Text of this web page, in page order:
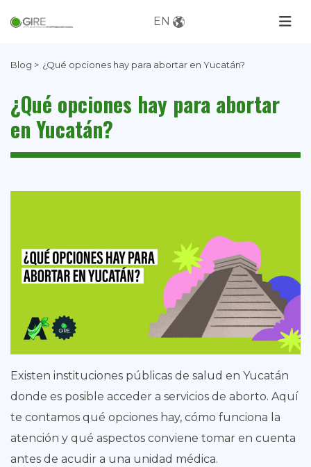
EN
Blog > ¿Qué opciones hay para abortar en Yucatán?
¿Qué opciones hay para abortar
en Yucatán?
Existen instituciones públicas de salud en Yucatán
donde es posible acceder a servicios de aborto. Aquí
te contamos qué opciones hay, cómo funciona la
atención y qué aspectos conviene tomar en cuenta
antes de acudir a una unidad médica.